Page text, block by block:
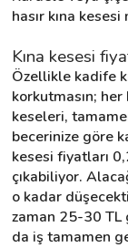
hasır kına
Kına kesesi
Özellikle kadife
korkutmasın;
keseleri,
becerinize göre
kesesi fiyatları
çıkabiliyor.
o kadar
zaman 25-30 TL
da iş tamamen